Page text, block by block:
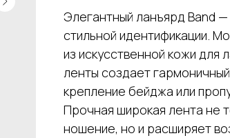
Элегантный ланъярд Band
стильной идентификации.
из искусственной кожи для
ленты создает
крепление бейджа или
Прочная широкая лента не
ношение, но и расширяет